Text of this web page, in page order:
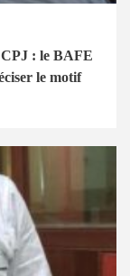
: le BAFE
le motif